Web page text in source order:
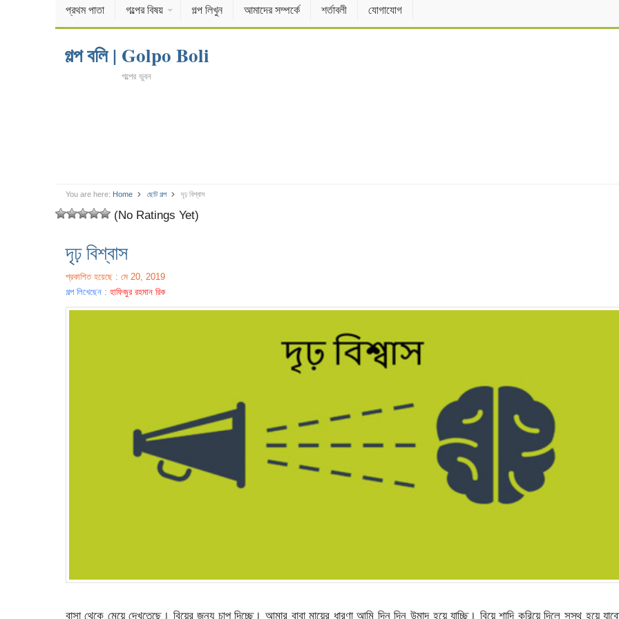
প্রথম পাতা গল্পের বিষয় গল্প লিখুন আমাদের সম্পর্কে শর্তাবলী যোগাযোগ
গল্প বলি | Golpo Boli
গল্পের ভুবন
You are here: Home ছোট গল্প দৃঢ় বিশ্বাস
(No Ratings Yet)
দৃঢ় বিশ্বাস
প্রকাশিত হয়েছে : মে 20, 2019
গল্প লিখেছেন : হাফিজুর রহমান রিক
বাসা থেকে মেয়ে দেখতেছে। বিয়ের জন্য চাপ দিচ্ছে। আমার বাবা মায়ের ধারণা আমি দিন দিন উন্মাদ হয়ে যাচ্ছি। বিয়ে শাদি করিয়ে দিলে সুস্থ হয়ে